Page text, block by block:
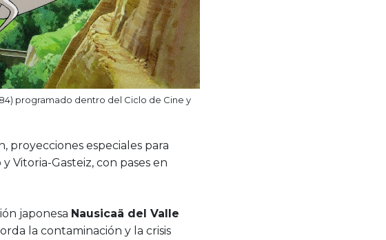
programado dentro del Ciclo de Cine y
proyecciones especiales para
Vitoria-Gasteiz, con pases en
japonesa Nausicaä del Valle
la contaminación y la crisis